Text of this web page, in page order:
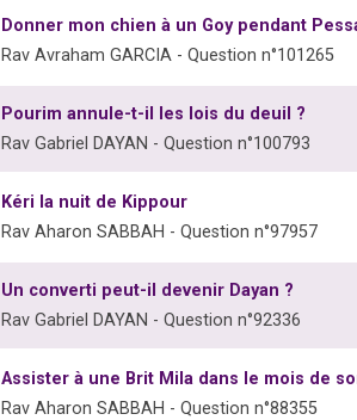
Donner mon chien à un Goy pendant
Rav Avraham GARCIA - Question n°101265
Pourim annule-t-il les lois du deuil ?
Rav Gabriel DAYAN - Question n°100793
Kéri la nuit de Kippour
Rav Aharon SABBAH - Question n°97957
Un converti peut-il devenir Dayan ?
Rav Gabriel DAYAN - Question n°92336
Assister à une Brit Mila dans le mois de
Rav Aharon SABBAH - Question n°88355